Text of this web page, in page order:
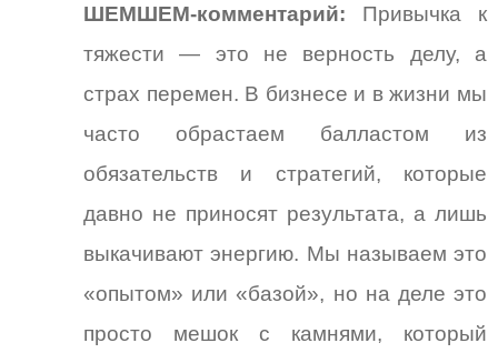
ШЕМШЕМ-комментарий: Привычка к
тяжести — это не верность делу, а
страх перемен. В бизнесе и в жизни мы
часто обрастаем балластом из
обязательств и стратегий, которые
давно не приносят результата, а лишь
выкачивают энергию. Мы называем это
«опытом» или «базой», но на деле это
просто мешок с камнями, который